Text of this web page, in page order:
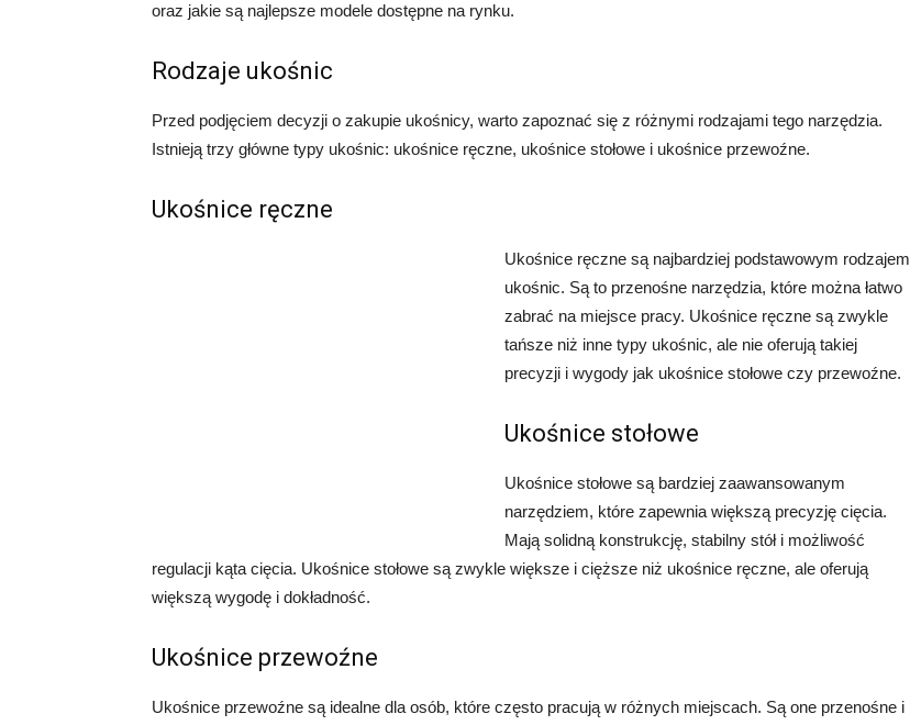
oraz jakie są najlepsze modele dostępne na rynku.
Rodzaje ukośnic
Przed podjęciem decyzji o zakupie ukośnicy, warto zapoznać się z różnymi rodzajami tego narzędzia.
Istnieją trzy główne typy ukośnic: ukośnice ręczne, ukośnice stołowe i ukośnice przewoźne.
Ukośnice ręczne
Ukośnice ręczne są najbardziej podstawowym rodzajem
ukośnic. Są to przenośne narzędzia, które można łatwo
zabrać na miejsce pracy. Ukośnice ręczne są zwykle
tańsze niż inne typy ukośnic, ale nie oferują takiej
precyzji i wygody jak ukośnice stołowe czy przewoźne.
Ukośnice stołowe
Ukośnice stołowe są bardziej zaawansowanym
narzędziem, które zapewnia większą precyzję cięcia.
Mają solidną konstrukcję, stabilny stół i możliwość
regulacji kąta cięcia. Ukośnice stołowe są zwykle większe i cięższe niż ukośnice ręczne, ale oferują
większą wygodę i dokładność.
Ukośnice przewoźne
Ukośnice przewoźne są idealne dla osób, które często pracują w różnych miejscach. Są one przenośne i